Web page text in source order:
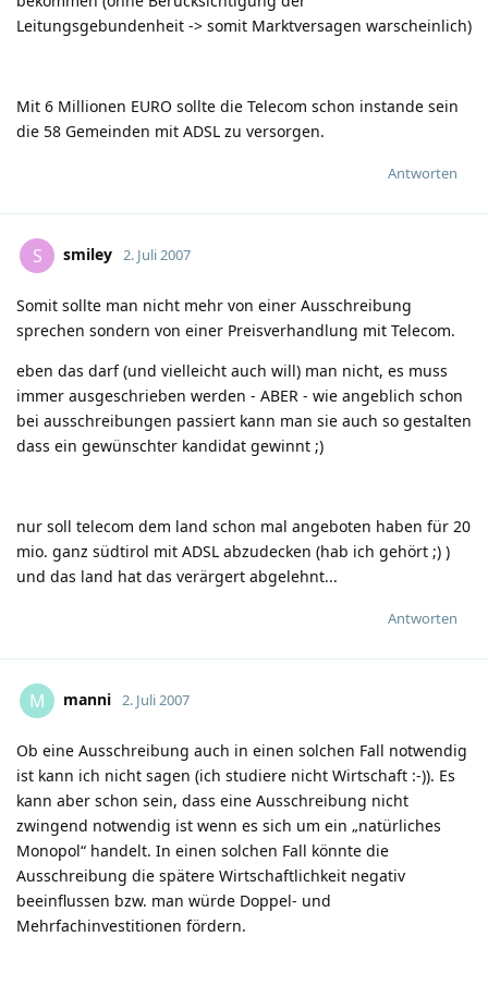
Leitungsgebundenheit -> somit Marktversagen warscheinlich)
Mit 6 Millionen EURO sollte die Telecom schon instande sein
die 58 Gemeinden mit ADSL zu versorgen.
Antworten
S smiley 2. Juli 2007
Somit sollte man nicht mehr von einer Ausschreibung
sprechen sondern von einer Preisverhandlung mit Telecom.
eben das darf (und vielleicht auch will) man nicht, es muss
immer ausgeschrieben werden - ABER - wie angeblich schon
bei ausschreibungen passiert kann man sie auch so gestalten
dass ein gewünschter kandidat gewinnt ;)
nur soll telecom dem land schon mal angeboten haben für 20
mio. ganz südtirol mit ADSL abzudecken (hab ich gehört ;) )
und das land hat das verärgert abgelehnt...
Antworten
M manni 2. Juli 2007
Ob eine Ausschreibung auch in einen solchen Fall notwendig
ist kann ich nicht sagen (ich studiere nicht Wirtschaft :-)). Es
kann aber schon sein, dass eine Ausschreibung nicht
zwingend notwendig ist wenn es sich um ein „natürliches
Monopol“ handelt. In einen solchen Fall könnte die
Ausschreibung die spätere Wirtschaftlichkeit negativ
beeinflussen bzw. man würde Doppel- und
Mehrfachinvestitionen fördern.